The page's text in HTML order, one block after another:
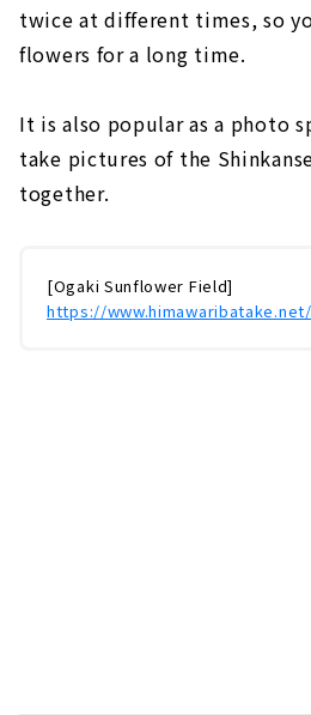
twice at different times, so
flowers for a long time.
It is also popular as a photo
take pictures of the
together.
[Ogaki Sunflower Field]
https://